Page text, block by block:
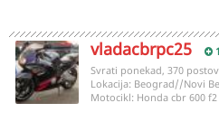
vladacbrpc25
Svrati ponekad, 370
Lokacija: Beograd//Novi
Motocikl: Honda cbr 600 f2